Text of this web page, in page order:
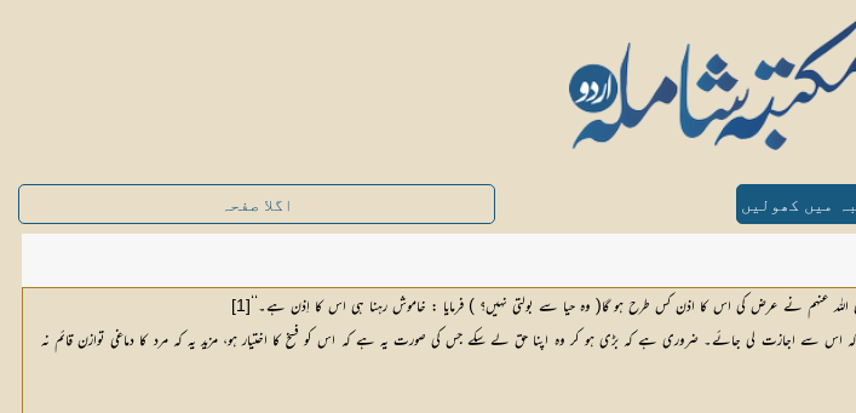
میں کھولیں اگلا صفحہ
عنہم نے عرض کی اس کا اذن کس طرح ہو گا( وہ حیا سے بولتی نہیں؟ ) فرمایا : خاموش رہنا ہی اس کا اِذن ہے۔‘‘ [1]
سے اجازت لی جائے۔ ضروری ہے کہ بڑی ہو کر وہ اپنا حق لے سکے جس کی صورت یہ ہے کہ اس کو فسخ کا اختیار ہو، مزید یہ کہ مرد کا دماغی توازن قائم نہ